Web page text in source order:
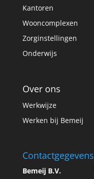
Kantoren
Wooncomplexen
Zorginstellingen
Onderwijs
Over ons
Werkwijze
Werken bij Bemeij
Contactgegevens
Bemeij B.V.